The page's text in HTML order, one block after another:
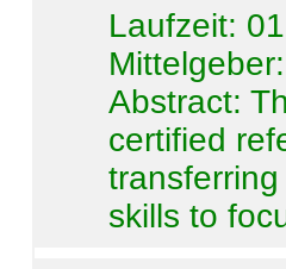
Laufzeit:
Abstract:
certified
skills to